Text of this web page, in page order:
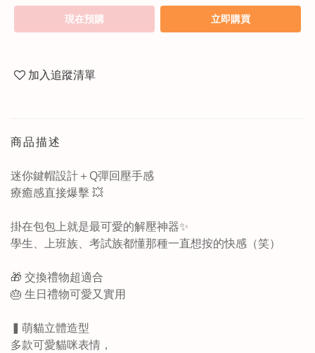
現在預購 立即購買
加入追蹤清單
商品描述
迷你鍵帽設計＋Q彈回壓手感
療癒感直接爆擊 💥
掛在包包上就是最可愛的解壓神器✨
學生、上班族、考試族都懂那種一直想按的快感（笑）
🎁 交換禮物超適合
🎂 生日禮物可愛又實用
▍萌貓立體造型
多款可愛貓咪表情，